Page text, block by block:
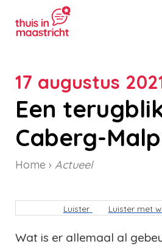
17 augustus
Een
Caberg-
Kruimelpad
Home Actueel
Luister Luister met
Wat is er allemaal al